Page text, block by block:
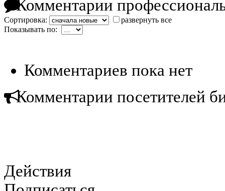
Комментарии
Сортировка:
развернуть все
Показывать по:
Комментариев пока нет
Комментарии посетителей
Действия